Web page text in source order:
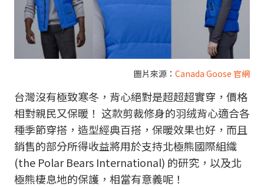
圖片來源： Canada Goose 官網
台灣沒有極致寒冬，背心絕對是超超超實穿，價格
相對親民又保暖！ 这款剪裁修身的羽绒背心適合各
種季節穿搭，造型經典百搭，保暖效果也好，而且
銷售的部分所得收益將用於支持北極熊國際組織
(the Polar Bears International) 的研究，以及北
極熊棲息地的保護，相當有意義呢！